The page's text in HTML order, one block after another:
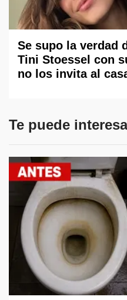
Se supo la verdad
Tini Stoessel con
no los invita al
Te puede